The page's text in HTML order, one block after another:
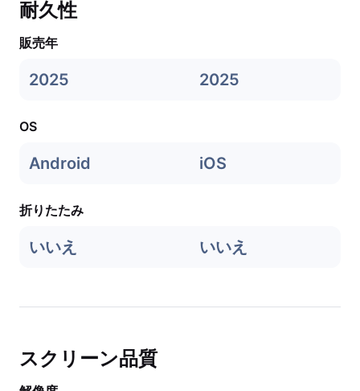
耐久性
販売年
2025 2025
OS
Android iOS
折りたたみ
いいえ いいえ
スクリーン品質